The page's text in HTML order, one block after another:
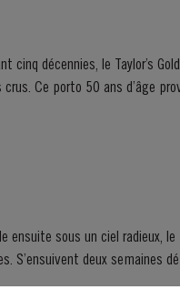
décennies, le Taylor’s
Spéciale est proposé en série limitée pour les collectionneurs de grands
ensuite sous un ciel radieux,